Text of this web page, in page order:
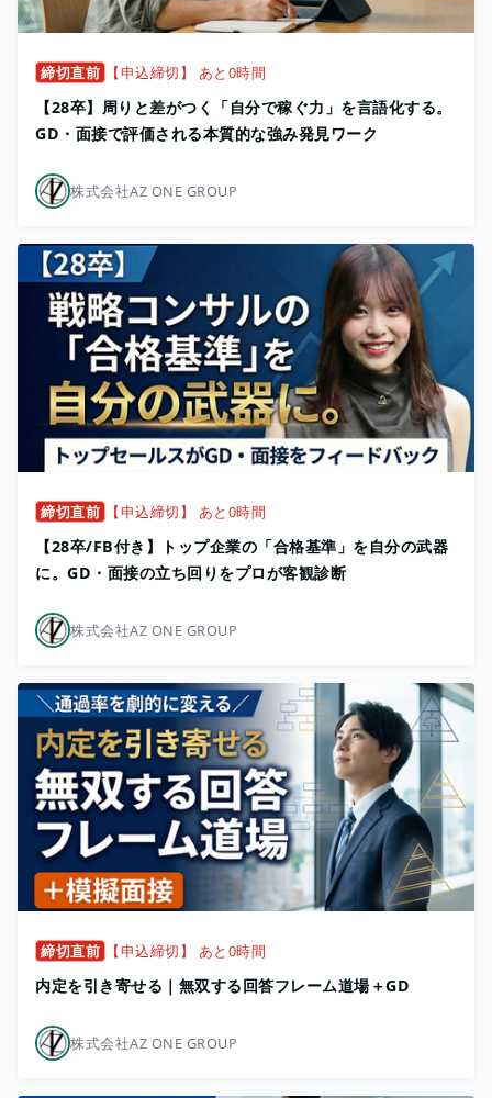
締切直前 【申込締切】 あと0時間
【28卒】周りと差がつく「自分で稼ぐ力」を言語化する。
GD・面接で評価される本質的な強み発見ワーク
株式会社AZ ONE GROUP
締切直前 【申込締切】 あと0時間
【28卒/FB付き】トップ企業の「合格基準」を自分の武器
に。GD・面接の立ち回りをプロが客観診断
株式会社AZ ONE GROUP
締切直前 【申込締切】 あと0時間
内定を引き寄せる｜無双する回答フレーム道場＋GD
株式会社AZ ONE GROUP